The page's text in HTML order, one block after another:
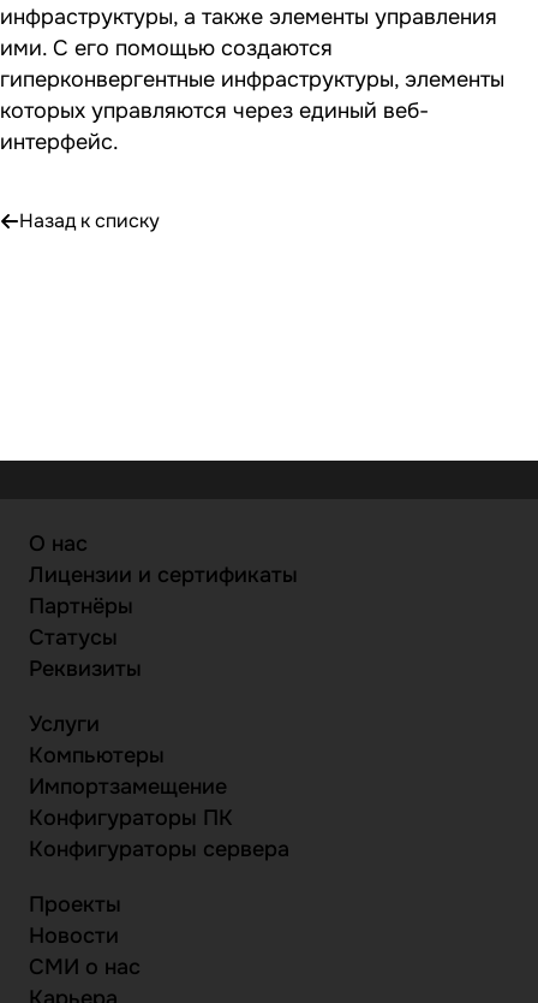
инфраструктуры, а также элементы управления
ими. С его помощью создаются
гиперконвергентные инфраструктуры, элементы
которых управляются через единый веб-
интерфейс.
Назад к списку
О нас
Лицензии и сертификаты
Партнёры
Статусы
Реквизиты
Услуги
Компьютеры
Импортзамещение
Конфигураторы ПК
Конфигураторы сервера
Проекты
Новости
СМИ о нас